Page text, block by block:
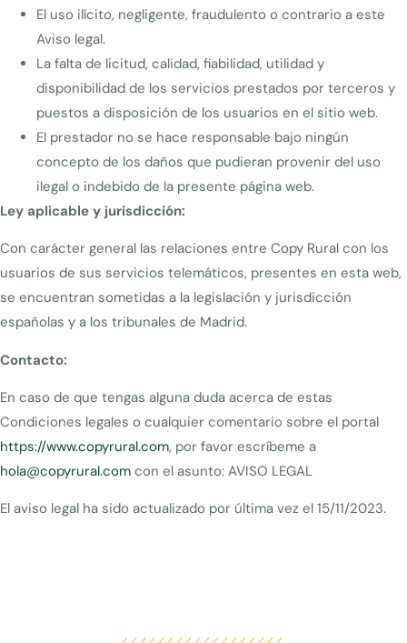
El uso ilícito, negligente, fraudulento o contrario a este
Aviso legal.
La falta de licitud, calidad, fiabilidad, utilidad y
disponibilidad de los servicios prestados por terceros y
puestos a disposición de los usuarios en el sitio web.
El prestador no se hace responsable bajo ningún
concepto de los daños que pudieran provenir del uso
ilegal o indebido de la presente página web.
Ley aplicable y jurisdicción:
Con carácter general las relaciones entre Copy Rural con los
usuarios de sus servicios telemáticos, presentes en esta web,
se encuentran sometidas a la legislación y jurisdicción
españolas y a los tribunales de Madrid.
Contacto:
En caso de que tengas alguna duda acerca de estas
Condiciones legales o cualquier comentario sobre el portal
https://www.copyrural.com, por favor escríbeme a
hola@copyrural.com con el asunto: AVISO LEGAL
El aviso legal ha sido actualizado por última vez el 15/11/2023.